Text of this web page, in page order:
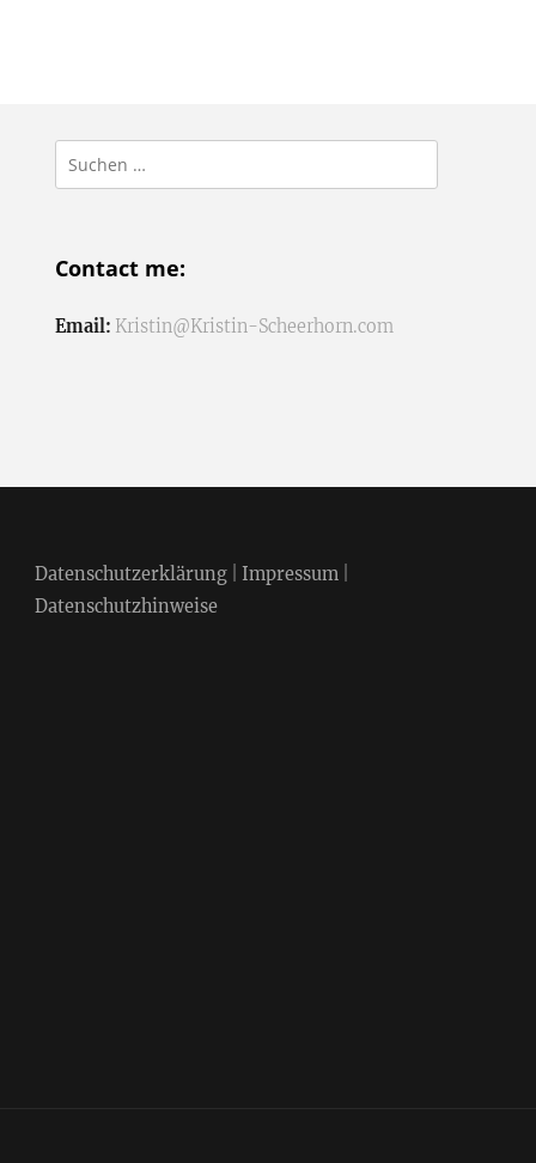
Suchen
nach:
Contact me:
Email: Kristin@Kristin-Scheerhorn.com
Datenschutzerklärung| Impressum|
Datenschutzhinweise